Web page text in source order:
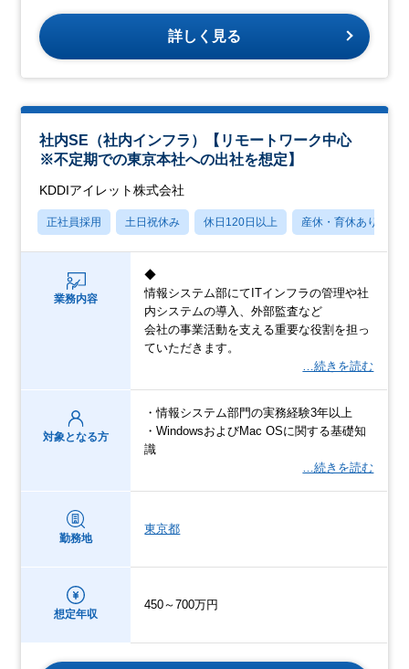
詳しく見る
社内SE（社内インフラ）【リモートワーク中心
※不定期での東京本社への出社を想定】
KDDIアイレット株式会社
正社員採用 土日祝休み 休日120日以上 産休・育休あり
業務内容
◆
情報システム部にてITインフラの管理や社
内システムの導入、外部監査など
会社の事業活動を支える重要な役割を担っ
ていただきます。
…続きを読む
対象となる方
・情報システム部門の実務経験3年以上
・WindowsおよびMac OSに関する基礎知
識
…続きを読む
勤務地
東京都
想定年収
450～700万円